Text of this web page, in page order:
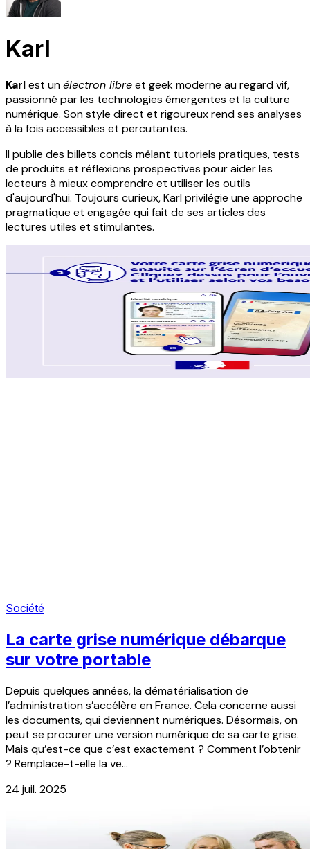
Karl
Karlest unélectron libreet geek moderne au regard vif,
passionné par les technologies émergentes et la culture
numérique. Son style direct et rigoureux rend ses analyses
à la fois accessibles et percutantes.
Il publie des billets concis mêlant tutoriels pratiques, tests
de produits et réflexions prospectives pour aider les
lecteurs à mieux comprendre et utiliser les outils
d'aujourd'hui. Toujours curieux, Karl privilégie une approche
pragmatique et engagée qui fait de ses articles des
lectures utiles et stimulantes.
Société
La carte grise numérique débarque
sur votre portable
Depuis quelques années, la dématérialisation de
l’administration s’accélère en France. Cela concerne aussi
les documents, qui deviennent numériques. Désormais, on
peut se procurer une version numérique de sa carte grise.
Mais qu’est-ce que c’est exactement ? Comment l’obtenir
? Remplace-t-elle la ve...
24 juil. 2025